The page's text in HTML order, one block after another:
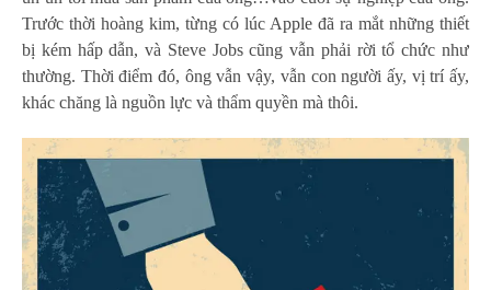
Trước thời hoàng kim, từng có lúc Apple đã ra mắt những thiết
bị kém hấp dẫn, và Steve Jobs cũng vẫn phải rời tổ chức như
thường. Thời điểm đó, ông vẫn vậy, vẫn con người ấy, vị trí ấy,
khác chăng là nguồn lực và thẩm quyền mà thôi.